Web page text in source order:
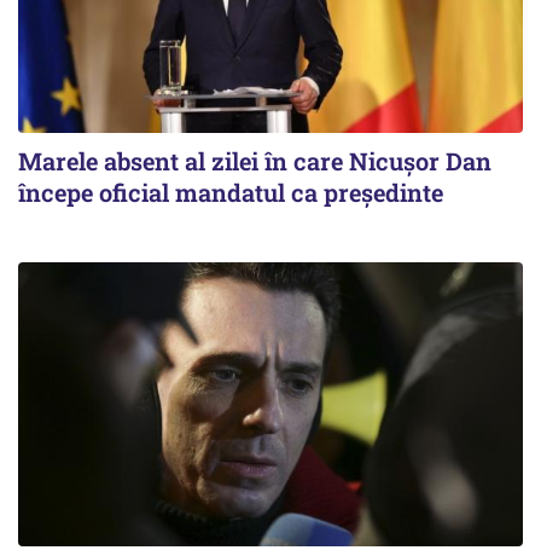
Marele absent al zilei în care Nicușor Dan
începe oficial mandatul ca președinte